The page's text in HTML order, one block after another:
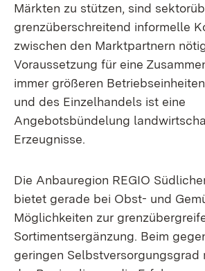
Märkten zu stützen, sind
grenzüberschreitend informelle
zwischen den Marktpartnern
Voraussetzung für eine
immer größeren
und des Einzelhandels ist eine
Angebotsbündelung
Erzeugnisse.
Die Anbauregion REGIO
bietet gerade bei Obst- und
Möglichkeiten zur
Sortimentsergänzung. Beim
geringen Selbstversorgungsgrad